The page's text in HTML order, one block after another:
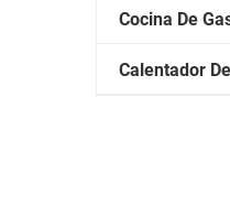
Cocina De
Calentador